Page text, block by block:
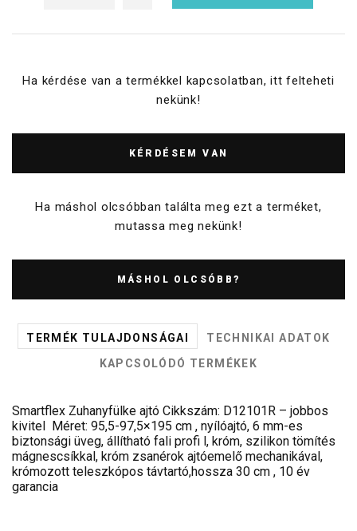
Ha kérdése van a termékkel kapcsolatban, itt felteheti
nekünk!
KÉRDÉSEM VAN
Ha máshol olcsóbban találta meg ezt a terméket,
mutassa meg nekünk!
MÁSHOL OLCSÓBB?
TERMÉK TULAJDONSÁGAI
TECHNIKAI ADATOK
KAPCSOLÓDÓ TERMÉKEK
Smartflex Zuhanyfülke ajtó Cikkszám: D12101R – jobbos
kivitel Méret: 95,5-97,5×195 cm , nyílóajtó, 6 mm-es
biztonsági üveg, állítható fali profi l, króm, szilikon tömítés
mágnescsíkkal, króm zsanérok ajtóemelő mechanikával,
krómozott teleszkópos távtartó,hossza 30 cm , 10 év
garancia